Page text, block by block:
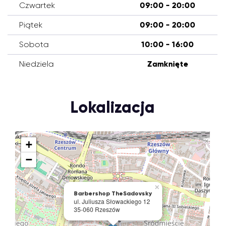
Czwartek 09:00 - 20:00
Piątek 09:00 - 20:00
Sobota 10:00 - 16:00
Niedziela Zamknięte
Lokalizacja
Barbershop TheSadovsky
ul. Juliusza Słowackiego 12
35-060 Rzeszów
×
+
−